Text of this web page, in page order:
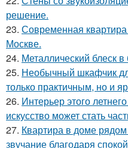
решение.
23. Современная
Москве.
24. Металлический блеск
25. Необычный шкафчик
только практичным, но и
26. Интерьер этого
искусство может стать
27. Квартира в доме
звучание благодаря